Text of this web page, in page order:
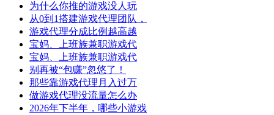
为什么你推的游戏没人玩
从0到1搭建游戏代理团队，
游戏代理分成比例越高越
宝妈、上班族兼职游戏代
宝妈、上班族兼职游戏代
别再被“包赚”忽悠了！
那些靠游戏代理月入过万
做游戏代理没流量怎么办
2026年下半年，哪些小游戏